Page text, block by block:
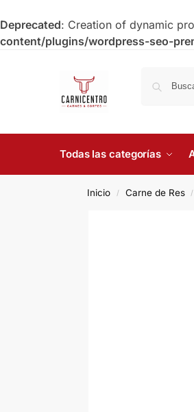
Deprecated: Creation of dynamic
content/plugins/wordpress-seo-
Todas las categorías
Inicio / Carne de Res /